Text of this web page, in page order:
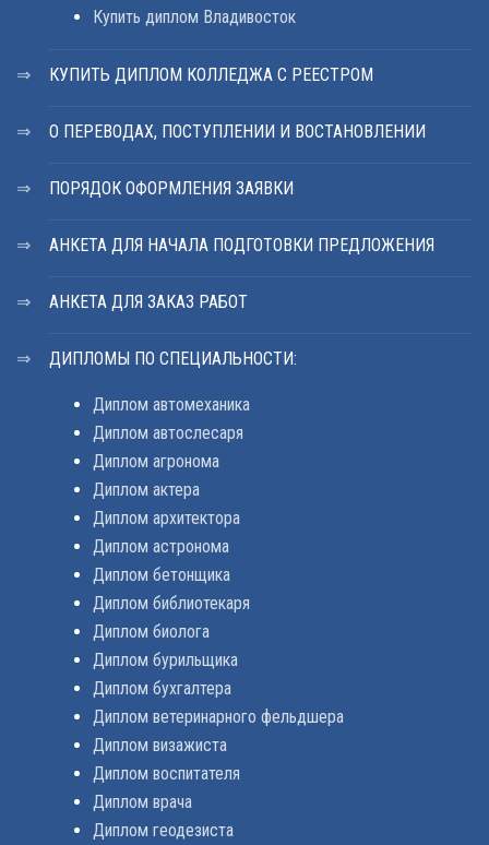
Купить диплом Владивосток
КУПИТЬ ДИПЛОМ КОЛЛЕДЖА С РЕЕСТРОМ
О ПЕРЕВОДАХ, ПОСТУПЛЕНИИ И ВОСТАНОВЛЕНИИ
ПОРЯДОК ОФОРМЛЕНИЯ ЗАЯВКИ
АНКЕТА ДЛЯ НАЧАЛА ПОДГОТОВКИ ПРЕДЛОЖЕНИЯ
АНКЕТА ДЛЯ ЗАКАЗ РАБОТ
ДИПЛОМЫ ПО СПЕЦИАЛЬНОСТИ:
Диплом автомеханика
Диплом автослесаря
Диплом агронома
Диплом актера
Диплом архитектора
Диплом астронома
Диплом бетонщика
Диплом библиотекаря
Диплом биолога
Диплом бурильщика
Диплом бухгалтера
Диплом ветеринарного фельдшера
Диплом визажиста
Диплом воспитателя
Диплом врача
Диплом геодезиста